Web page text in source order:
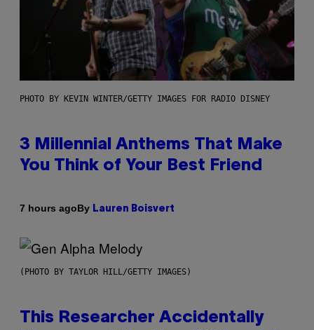
PHOTO BY KEVIN WINTER/GETTY IMAGES FOR RADIO DISNEY
3 Millennial Anthems That Make
You Think of Your Best Friend
7 hours agoBy Lauren Boisvert
(PHOTO BY TAYLOR HILL/GETTY IMAGES)
This Researcher Accidentally